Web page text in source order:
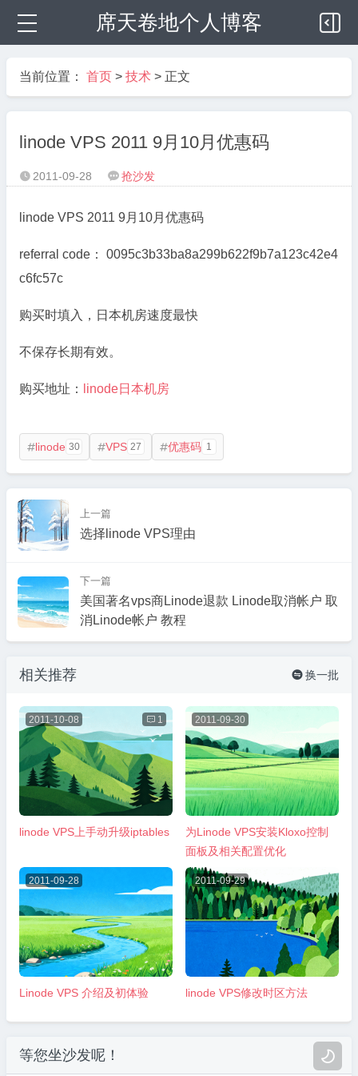
席天卷地个人博客

当前位置： 首页 > 技术 > 正文
linode VPS 2011 9月10月优惠码
 2011-09-28  抢沙发
linode VPS 2011 9月10月优惠码
referral code： 0095c3b33ba8a299b622f9b7a123c42e4
c6fc57c
购买时填入，日本机房速度最快
不保存长期有效。
购买地址： linode日本机房
linode 30 VPS 27 优惠码 1
上一篇
选择linode VPS理由
下一篇
美国著名vps商Linode退款 Linode取消帐户 取
消Linode帐户 教程
相关推荐  换一批
2011-10-08  1
linode VPS上手动升级iptables
2011-09-30
为Linode VPS安装Kloxo控制
面板及相关配置优化
2011-09-28
Linode VPS 介绍及初体验
2011-09-29
linode VPS修改时区方法
等您坐沙发呢！